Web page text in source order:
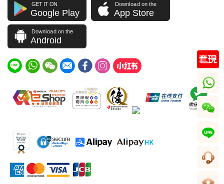
GET IT ON
Google Play
Download on the
App Store
Download on the
Android